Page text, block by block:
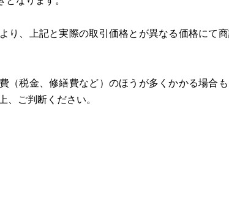
り、上記と実際の取引価格とが異なる価格にて
（税金、修繕費など）のほうが多くかかる場合
ご判断ください。